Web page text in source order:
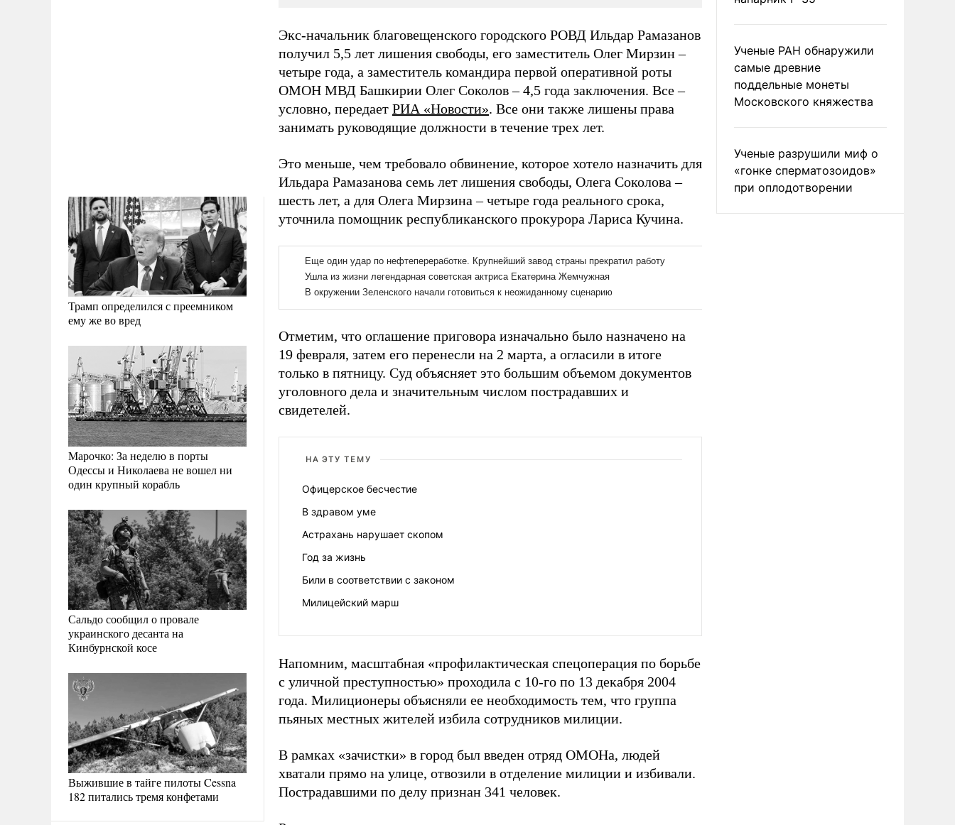
Трамп определился с преемником
ему же во вред
Марочко: За неделю в порты
Одессы и Николаева не вошел ни
один крупный корабль
Сальдо сообщил о провале
украинского десанта на
Кинбурнской косе
Выжившие в тайге пилоты Cessna
182 питались тремя конфетами
Экс-начальник благовещенского городского РОВД Ильдар Рамазанов
получил 5,5 лет лишения свободы, его заместитель Олег Мирзин –
четыре года, а заместитель командира первой оперативной роты
ОМОН МВД Башкирии Олег Соколов – 4,5 года заключения. Все –
условно, передает РИА «Новости». Все они также лишены права
занимать руководящие должности в течение трех лет.
Это меньше, чем требовало обвинение, которое хотело назначить для
Ильдара Рамазанова семь лет лишения свободы, Олега Соколова –
шесть лет, а для Олега Мирзина – четыре года реального срока,
уточнила помощник республиканского прокурора Лариса Кучина.
Отметим, что оглашение приговора изначально было назначено на
19 февраля, затем его перенесли на 2 марта, а огласили в итоге
только в пятницу. Суд объясняет это большим объемом документов
уголовного дела и значительным числом пострадавших и
свидетелей.
НА ЭТУ ТЕМУ
Офицерское бесчестие
В здравом уме
Астрахань нарушает скопом
Год за жизнь
Били в соответствии с законом
Милицейский марш
Напомним, масштабная «профилактическая спецоперация по борьбе
с уличной преступностью» проходила с 10-го по 13 декабря 2004
года. Милиционеры объясняли ее необходимость тем, что группа
пьяных местных жителей избила сотрудников милиции.
В рамках «зачистки» в город был введен отряд ОМОНа, людей
хватали прямо на улице, отвозили в отделение милиции и избивали.
Пострадавшими по делу признан 341 человек.
Ученые РАН обнаружили
самые древние
поддельные монеты
Московского княжества
Ученые разрушили миф о
«гонке сперматозоидов»
при оплодотворении